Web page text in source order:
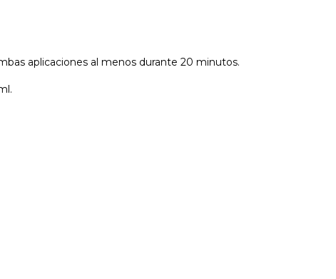
aplicaciones al menos durante 20 minutos.